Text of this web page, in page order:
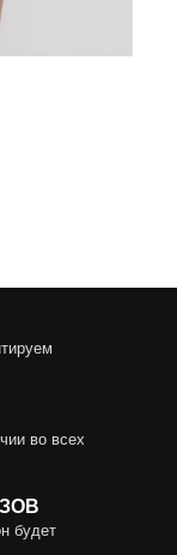
во всех
будет